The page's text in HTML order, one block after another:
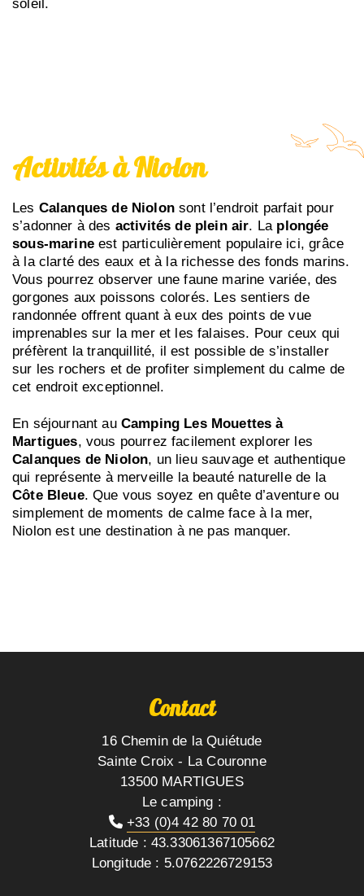
soleil.
Activités à Niolon
Les Calanques de Niolonsont l’endroit parfait pour
s’adonner à des activités de plein air. La plongée
sous-marineest particulièrement populaire ici, grâce
à la clarté des eaux et à la richesse des fonds marins.
Vous pourrez observer une faune marine variée, des
gorgones aux poissons colorés. Les sentiers de
randonnée offrent quant à eux des points de vue
imprenables sur la mer et les falaises. Pour ceux qui
préfèrent la tranquillité, il est possible de s’installer
sur les rochers et de profiter simplement du calme de
cet endroit exceptionnel.
En séjournant au Camping Les Mouettes à
Martigues, vous pourrez facilement explorer les
Calanques de Niolon, un lieu sauvage et authentique
qui représente à merveille la beauté naturelle de la
Côte Bleue. Que vous soyez en quête d’aventure ou
simplement de moments de calme face à la mer,
Niolon est une destination à ne pas manquer.
Contact
16 Chemin de la Quiétude
Sainte Croix - La Couronne
13500 MARTIGUES
Le camping :
+33 (0)4 42 80 70 01
Latitude : 43.33061367105662
Longitude : 5.0762226729153